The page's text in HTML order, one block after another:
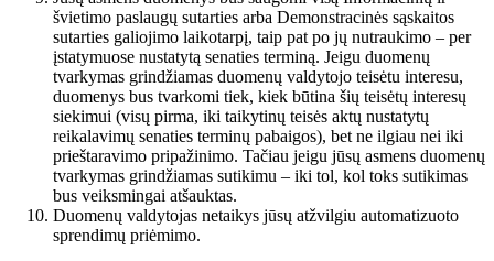
švietimo paslaugų sutarties arba Demonstracinės sąskaitos
sutarties galiojimo laikotarpį, taip pat po jų nutraukimo – per
įstatymuose nustatytą senaties terminą. Jeigu duomenų
tvarkymas grindžiamas duomenų valdytojo teisėtu interesu,
duomenys bus tvarkomi tiek, kiek būtina šių teisėtų interesų
siekimui (visų pirma, iki taikytinų teisės aktų nustatytų
reikalavimų senaties terminų pabaigos), bet ne ilgiau nei iki
prieštaravimo pripažinimo. Tačiau jeigu jūsų asmens duomenų
tvarkymas grindžiamas sutikimu – iki tol, kol toks sutikimas
bus veiksmingai atšauktas.
Duomenų valdytojas netaikys jūsų atžvilgiu automatizuoto
sprendimų priėmimo.